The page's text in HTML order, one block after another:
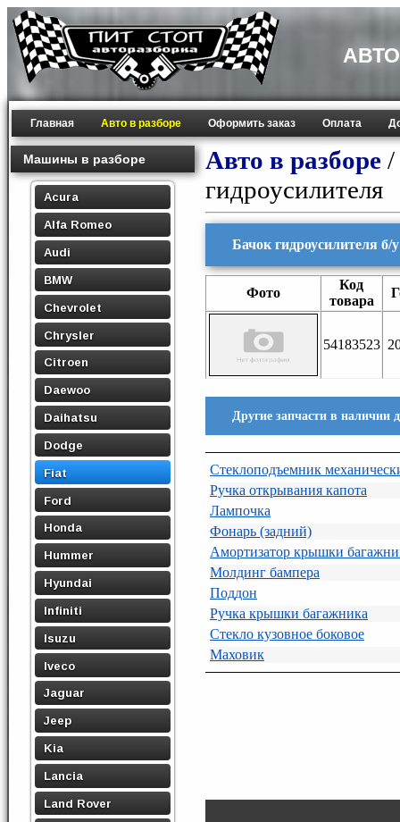
Главная Авто в разборе Оформить заказ Оплата
Машины в разборе
Acura
Alfa Romeo
Audi
BMW
Chevrolet
Chrysler
Citroen
Daewoo
Daihatsu
Dodge
Fiat
Ford
Honda
Hummer
Hyundai
Infiniti
Isuzu
Iveco
Jaguar
Jeep
Kia
Lancia
Land Rover
Авто в разборе /
гидроусилителя
Бачок гидроусилителя б/
Фото
Код
товара
54183523
Другие запчасти в наличии
Стеклоподъемник
Ручка открывания капота
Лампочка
Фонарь (задний)
Амортизатор крышки
Молдинг бампера
Поддон
Ручка крышки багажника
Стекло кузовное боковое
Маховик